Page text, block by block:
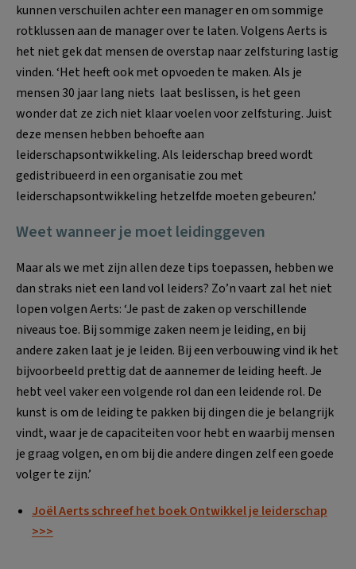
kunnen verschuilen achter een manager en om sommige
rotklussen aan de manager over te laten. Volgens Aerts is
het niet gek dat mensen de overstap naar zelfsturing lastig
vinden. ‘Het heeft ook met opvoeden te maken. Als je
mensen 30 jaar lang niets laat beslissen, is het geen
wonder dat ze zich niet klaar voelen voor zelfsturing. Juist
deze mensen hebben behoefte aan
leiderschapsontwikkeling. Als leiderschap breed wordt
gedistribueerd in een organisatie zou met
leiderschapsontwikkeling hetzelfde moeten gebeuren.’
Weet wanneer je moet leidinggeven
Maar als we met zijn allen deze tips toepassen, hebben we
dan straks niet een land vol leiders? Zo’n vaart zal het niet
lopen volgen Aerts: ‘Je past de zaken op verschillende
niveaus toe. Bij sommige zaken neem je leiding, en bij
andere zaken laat je je leiden. Bij een verbouwing vind ik het
bijvoorbeeld prettig dat de aannemer de leiding heeft. Je
hebt veel vaker een volgende rol dan een leidende rol. De
kunst is om de leiding te pakken bij dingen die je belangrijk
vindt, waar je de capaciteiten voor hebt en waarbij mensen
je graag volgen, en om bij die andere dingen zelf een goede
volger te zijn.’
Joël Aerts schreef het boek Ontwikkel je leiderschap
>>>